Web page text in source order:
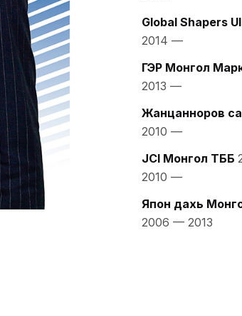
Global Shapers
2014 —
ГЭР Монгол
2013 —
Жанцанноров
2010 —
JCI Монгол ТББ
2010 —
Япон дахь
2006 — 2013